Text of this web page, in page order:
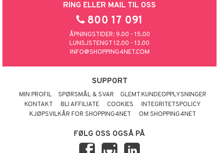
RING ELLER MAIL TIL OSS
800 17 091
ÅPNINGSTIDER: 9.00 - 15.00
LUNSJSTENGT 12.00 - 13.00
INFO@SHOPPING4NET.COM
SUPPORT
MIN PROFIL SPØRSMÅL & SVAR
GLEMT KUNDEOPPLYSNINGER
KONTAKT
BLI AFFILIATE COOKIES
INTEGRITETSPOLICY
KJØPSVILKÅR FOR SHOPPING4NET
OM SHOPPING4NET
FØLG OSS OGSÅ PÅ